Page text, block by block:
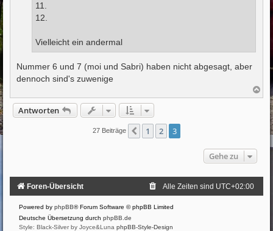
11.
12.
Vielleicht ein andermal
Nummer 6 und 7 (moi und Sabri) haben nicht abgesagt, aber
dennoch sind's zuwenige
a
Antworten
27 Beiträge Vorherige
1 2 3
Gehe zu
Foren-Übersicht Alle Zeiten sind UTC+02:00
Powered by phpBB® Forum Software © phpBB Limited
Deutsche Übersetzung durch phpBB.de
Style: Black-Silver by Joyce&Luna phpBB-Style-Design